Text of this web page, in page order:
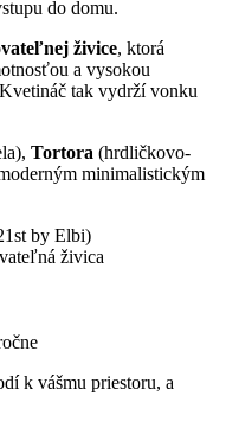
do domu.
živice, ktorá
a vysokou
tak vydrží vonku
Tortora (hrdličkovo-
minimalistickým
by Elbi)
živica
k vášmu priestoru, a